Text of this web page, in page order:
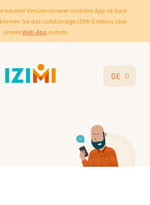
neueste Version unserer mobilen App ist bald
Sie das vollständige IZIMI-Erlebnis über
unsereWeb-App nutzen.
DE